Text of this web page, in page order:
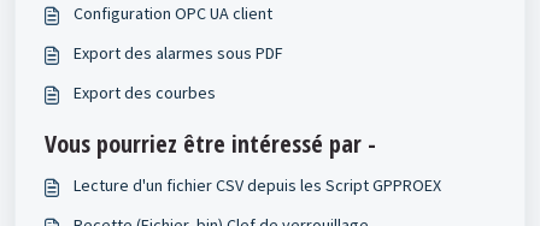
Configuration OPC UA client
Export des alarmes sous PDF
Export des courbes
Vous pourriez être intéressé par -
Lecture d'un fichier CSV depuis les Script GPPROEX